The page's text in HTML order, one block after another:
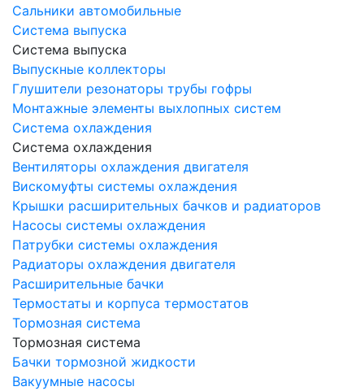
Сальники автомобильные
Система выпуска
Система выпуска
Выпускные коллекторы
Глушители резонаторы трубы гофры
Монтажные элементы выхлопных систем
Система охлаждения
Система охлаждения
Вентиляторы охлаждения двигателя
Вискомуфты системы охлаждения
Крышки расширительных бачков и радиаторов
Насосы системы охлаждения
Патрубки системы охлаждения
Радиаторы охлаждения двигателя
Расширительные бачки
Термостаты и корпуса термостатов
Тормозная система
Тормозная система
Бачки тормозной жидкости
Вакуумные насосы